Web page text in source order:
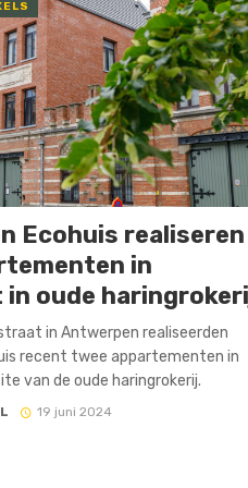
Ecohuis realiseren
in
oude
in Antwerpen realiseerden
recent twee appartementen in
van de oude haringrokerij.
19 juni 2024